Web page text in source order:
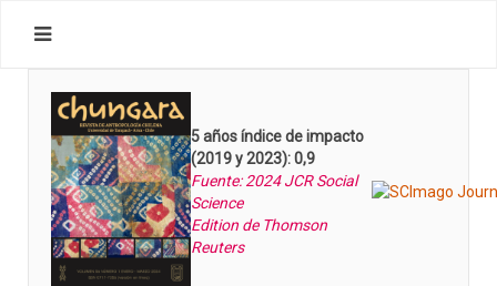
5 años índice de impacto
(2019 y 2023): 0,9
Fuente: 2024 JCR Social
Science
Edition de Thomson
Reuters